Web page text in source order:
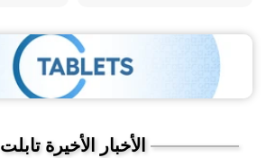
الأخبار الأخيرة تابلت